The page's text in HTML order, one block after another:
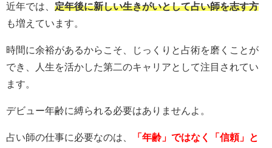
近年では、 定年後に新しい生きがいとして占い師を志す方
も増えています。
時間に余裕があるからこそ、じっくりと占術を磨くことが
でき、人生を活かした第二のキャリアとして注目されてい
ます。
デビュー年齢に縛られる必要はありませんよ。
占い師の仕事に必要なのは、
「年齢」ではなく「信頼」と